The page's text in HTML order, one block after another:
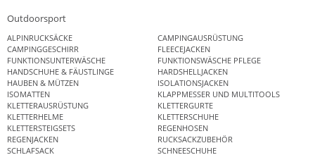
Outdoorsport
ALPINRUCKSÄCKE
CAMPINGAUSRÜSTUNG
CAMPINGGESCHIRR
FLEECEJACKEN
FUNKTIONSUNTERWÄSCHE
FUNKTIONSWÄSCHE PFLEGE
HANDSCHUHE & FÄUSTLINGE
HARDSHELLJACKEN
HAUBEN & MÜTZEN
ISOLATIONSJACKEN
ISOMATTEN
KLAPPMESSER UND MULTITOOLS
KLETTERAUSRÜSTUNG
KLETTERGURTE
KLETTERHELME
KLETTERSCHUHE
KLETTERSTEIGSETS
REGENHOSEN
REGENJACKEN
RUCKSACKZUBEHÖR
SCHLAFSACK
SCHNEESCHUHE